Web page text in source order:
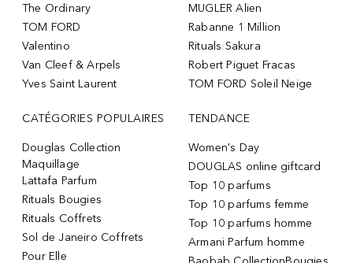
The Ordinary
TOM FORD
Valentino
Van Cleef & Arpels
Yves Saint Laurent
MUGLER Alien
Rabanne 1 Million
Rituals Sakura
Robert Piguet Fracas
TOM FORD Soleil Neige
CATÉGORIES POPULAIRES
Douglas Collection
Maquillage
Lattafa Parfum
Rituals Bougies
Rituals Coffrets
Sol de Janeiro Coffrets
Pour Elle
TENDANCE
Women's Day
DOUGLAS online giftcard
Top 10 parfums
Top 10 parfums femme
Top 10 parfums homme
Armani Parfum homme